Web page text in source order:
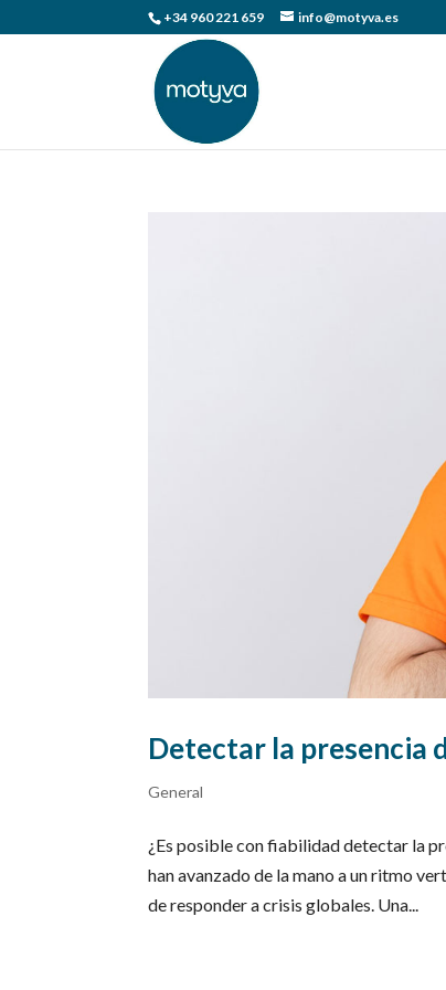
+34 960 221 659 info@motyva.es
Detectar la presencia
General
¿Es posible con fiabilidad detectar la
han avanzado de la mano a un ritmo
de responder a crisis globales. Una...